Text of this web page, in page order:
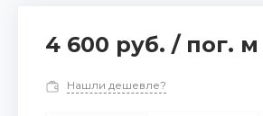
4 600 руб. / пог. м
Нашли дешевле?